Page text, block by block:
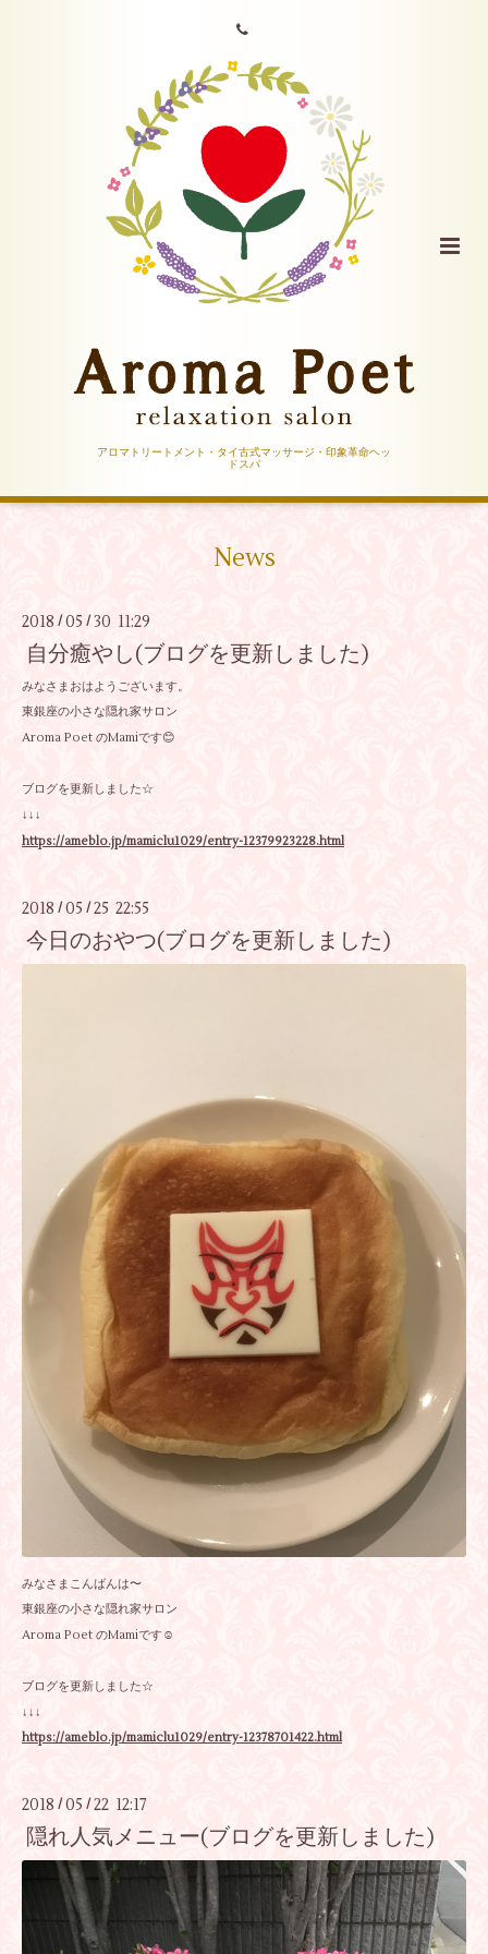
アロマトリートメント・タイ古式マッサージ・印象革命ヘッ
ドスパ
News
2018 /05 / 30 11:29
自分癒やし(ブログを更新しました)
みなさまおはようございます。
東銀座の小さな隠れ家サロン
Aroma Poet のMamiです😊
ブログを更新しました☆
↓↓↓
https://ameblo.jp/mamiclu1029/entry-12379923228.html
2018 /05 /25 22:55
今日のおやつ(ブログを更新しました)
みなさまこんばんは〜
東銀座の小さな隠れ家サロン
Aroma Poet のMamiです☺︎
ブログを更新しました☆
↓↓↓
https://ameblo.jp/mamiclu1029/entry-12378701422.html
2018 /05 / 22 12:17
隠れ人気メニュー(ブログを更新しました)